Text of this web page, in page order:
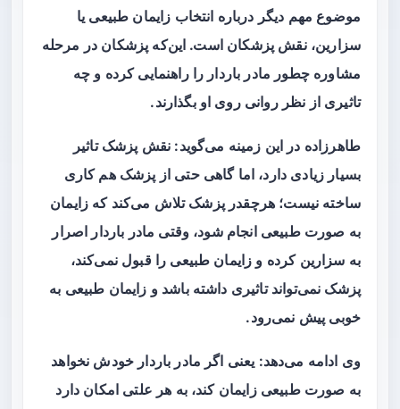
موضوع مهم دیگر درباره انتخاب زایمان طبیعی یا
سزارین، نقش پزشکان است. این‌که پزشکان در مرحله
مشاوره چطور مادر باردار را راهنمایی کرده و چه
تاثیری از نظر روانی روی او بگذارند.
طاهرزاده در این زمینه می‌گوید: نقش پزشک تاثیر
بسیار زیادی دارد، اما گاهی حتی از پزشک هم کاری
ساخته نیست؛ هرچقدر پزشک تلاش می‌کند که زایمان
به صورت طبیعی انجام شود، وقتی مادر باردار اصرار
به سزارین کرده و زایمان طبیعی را قبول نمی‌کند،
پزشک نمی‌تواند تاثیری داشته باشد و زایمان طبیعی به
خوبی پیش نمی‌رود.
وی ادامه می‌دهد: یعنی اگر مادر باردار خودش نخواهد
به صورت طبیعی زایمان کند، به هر علتی امکان دارد